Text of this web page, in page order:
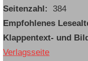
Seitenzahl:
384
Empfohlenes
Klappentext- und
Verlagsseite